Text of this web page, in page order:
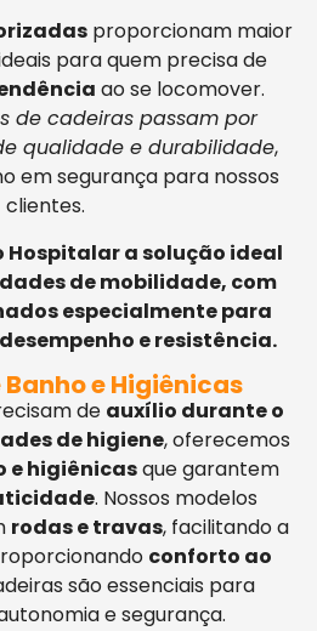
proporcionam maior
para quem precisa de
ao se locomover.
de cadeiras passam por
qualidade e durabilidade,
em segurança para nossos
clientes.
Hospitalar a solução ideal
de mobilidade, com
especialmente para
e resistência.
e Higiênicas
de auxílio durante o
de higiene, oferecemos
e higiênicasque garantem
. Nossos modelos
rodas e travas, facilitando a
conforto ao
são essenciais para
e segurança.